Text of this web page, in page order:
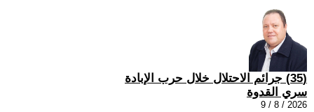
(35) جرائم الاحتلال خلال حرب الإبادة
سري القدوة
2026 / 8 / 9